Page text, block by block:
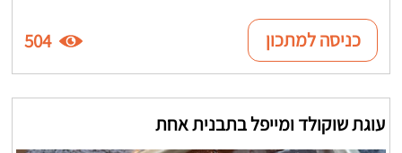
כניסה למתכון 504
עוגת שוקולד ומייפל בתבנית אחת